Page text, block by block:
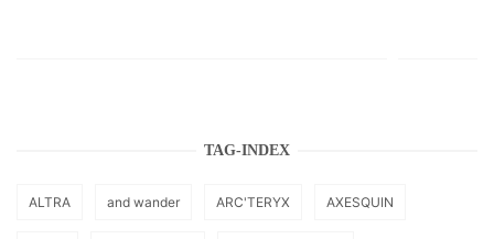
TAG-INDEX
ALTRA and wander ARC'TERYX AXESQUIN